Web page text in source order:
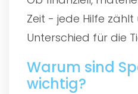
Zeit - jede Hilfe
Unterschied für die
Warum sind
wichtig?